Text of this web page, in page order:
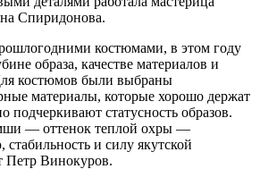
Спиридонова.
костюмами, в этом году
образа, качестве материалов и
костюмов были выбраны
материалы, которые хорошо держат
подчеркивают статусность образов.
— оттенок теплой охры —
и силу якутской
Винокуров.